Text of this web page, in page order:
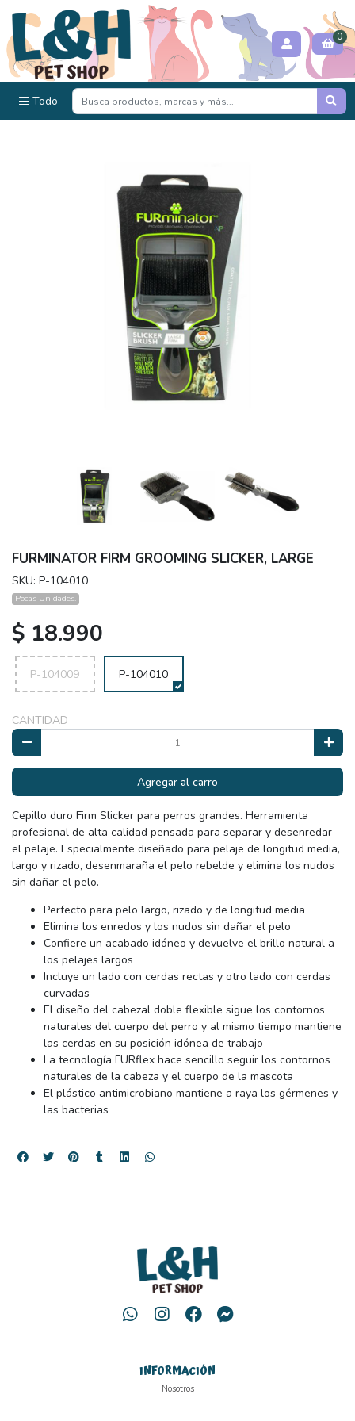
Todo
0
FURMINATOR FIRM GROOMING SLICKER, LARGE
SKU: P-104010
Pocas Unidades.
$ 18.990
P-104009 P-104010
CANTIDAD
Agregar al carro
Cepillo duro Firm Slicker para perros grandes. Herramienta
profesional de alta calidad pensada para separar y desenredar
el pelaje. Especialmente diseñado para pelaje de longitud media,
largo y rizado, desenmaraña el pelo rebelde y elimina los nudos
sin dañar el pelo.
Perfecto para pelo largo, rizado y de longitud media
Elimina los enredos y los nudos sin dañar el pelo
Confiere un acabado idóneo y devuelve el brillo natural a
los pelajes largos
Incluye un lado con cerdas rectas y otro lado con cerdas
curvadas
El diseño del cabezal doble flexible sigue los contornos
naturales del cuerpo del perro y al mismo tiempo mantiene
las cerdas en su posición idónea de trabajo
La tecnología FURflex hace sencillo seguir los contornos
naturales de la cabeza y el cuerpo de la mascota
El plástico antimicrobiano mantiene a raya los gérmenes y
las bacterias
INFORMACIÓN
Nosotros